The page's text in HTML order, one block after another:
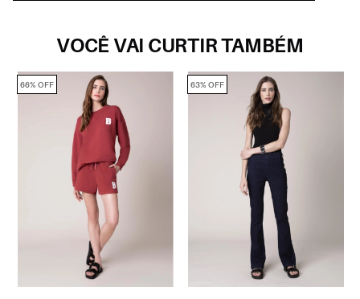
VOCÊ VAI CURTIR TAMBÉM
66% OFF 63% OFF